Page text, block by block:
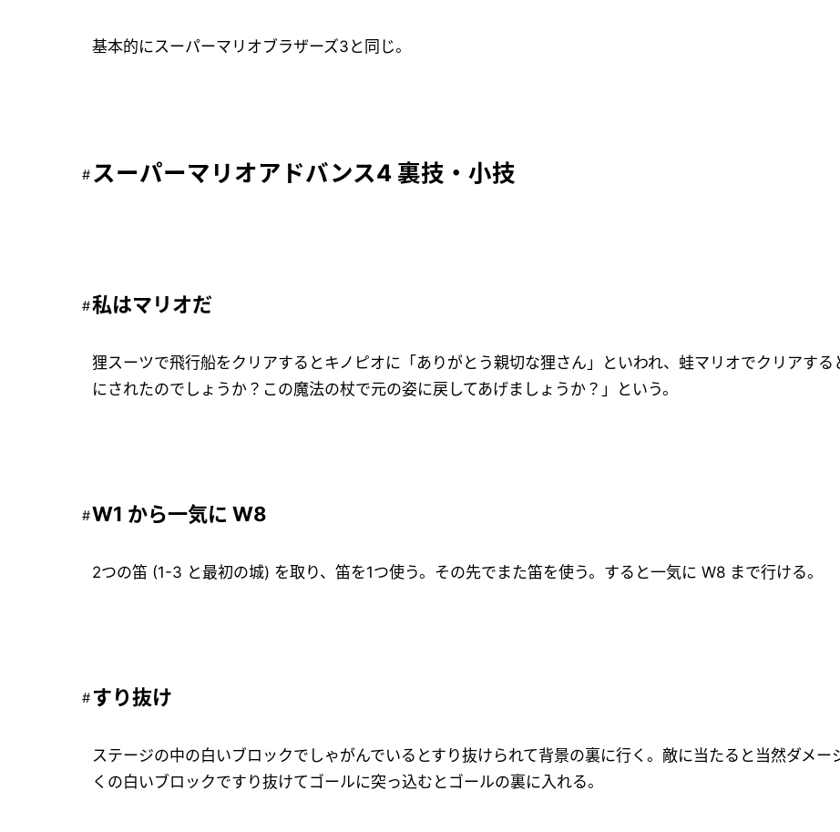
基本的にスーパーマリオブラザーズ3と同じ。
スーパーマリオアドバンス4 裏技・小技
私はマリオだ
狸スーツで飛行船をクリアするとキノピオに「ありがとう親切な狸さん」といわれ、蛙マリオでクリアす
にされたのでしょうか？この魔法の杖で元の姿に戻してあげましょうか？」という。
W1 から一気に W8
2つの笛 (1-3 と最初の城) を取り、笛を1つ使う。その先でまた笛を使う。すると一気に W8 まで行ける。
すり抜け
ステージの中の白いブロックでしゃがんでいるとすり抜けられて背景の裏に行く。敵に当たると当然ダメー
くの白いブロックですり抜けてゴールに突っ込むとゴールの裏に入れる。